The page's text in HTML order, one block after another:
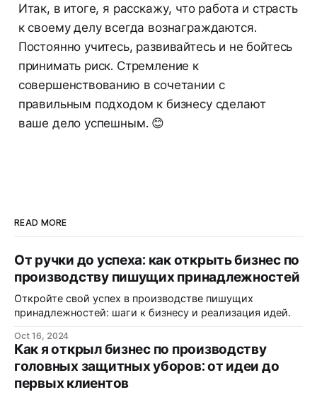
Итак, в итоге, я расскажу, что работа и страсть
к своему делу всегда вознаграждаются.
Постоянно учитесь, развивайтесь и не бойтесь
принимать риск. Стремление к
совершенствованию в сочетании с
правильным подходом к бизнесу сделают
ваше дело успешным. 😊
READ MORE
От ручки до успеха: как открыть бизнес по
производству пишущих принадлежностей
Откройте свой успех в производстве пишущих
принадлежностей: шаги к бизнесу и реализация идей.
Oct 16, 2024
Как я открыл бизнес по производству
головных защитных уборов: от идеи до
первых клиентов